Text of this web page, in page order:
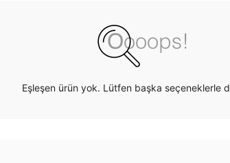
Eşleşen ürün yok. Lütfen başka seçeneklerle